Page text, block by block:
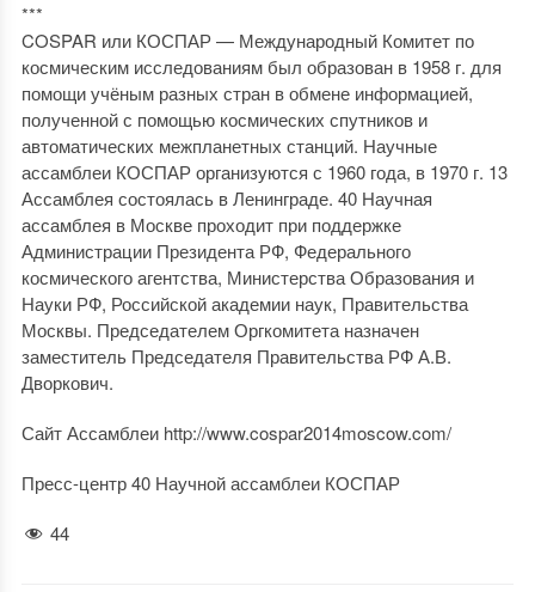
***
COSPAR или КОСПАР — Международный Комитет по
космическим исследованиям был образован в 1958 г. для
помощи учёным разных стран в обмене информацией,
полученной с помощью космических спутников и
автоматических межпланетных станций. Научные
ассамблеи КОСПАР организуются с 1960 года, в 1970 г. 13
Ассамблея состоялась в Ленинграде. 40 Научная
ассамблея в Москве проходит при поддержке
Администрации Президента РФ, Федерального
космического агентства, Министерства Образования и
Науки РФ, Российской академии наук, Правительства
Москвы. Председателем Оргкомитета назначен
заместитель Председателя Правительства РФ А.В.
Дворкович.
Сайт Ассамблеи http://www.cospar2014moscow.com/
Пресс-центр 40 Научной ассамблеи КОСПАР
44